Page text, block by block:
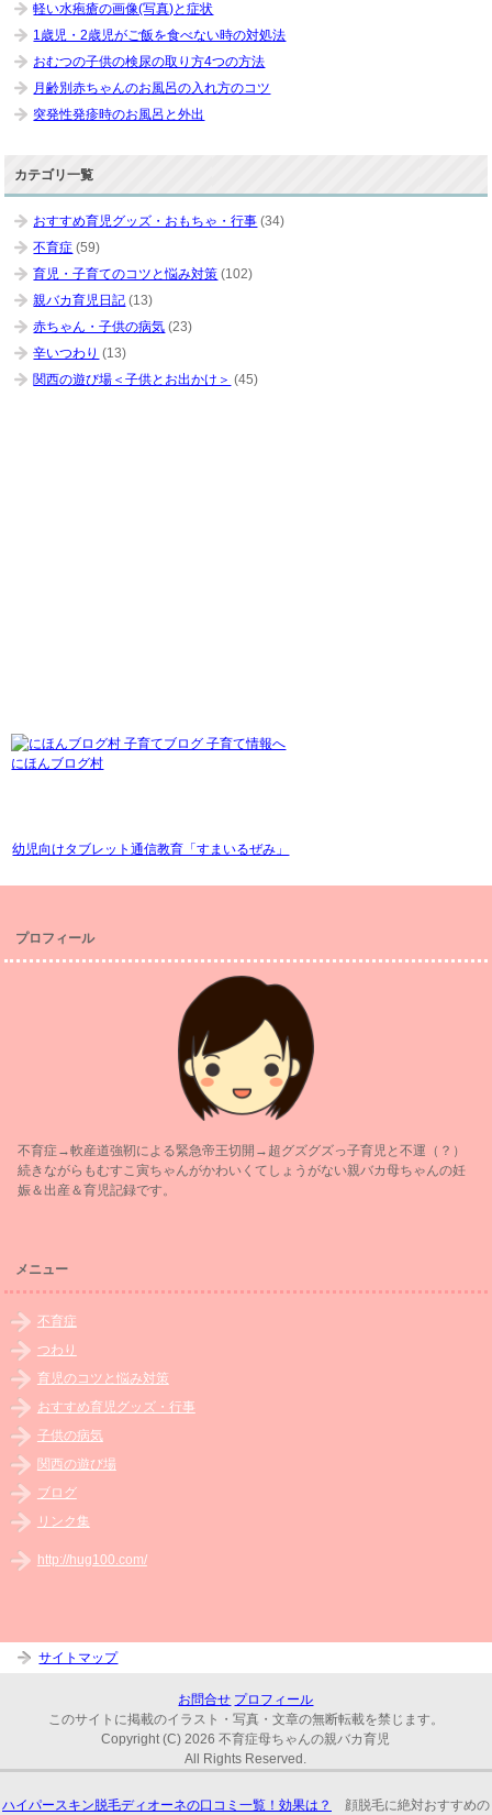
軽い水疱瘡の画像(写真)と症状
1歳児・2歳児がご飯を食べない時の対処法
おむつの子供の検尿の取り方4つの方法
月齢別赤ちゃんのお風呂の入れ方のコツ
突発性発疹時のお風呂と外出
カテゴリ一覧
おすすめ育児グッズ・おもちゃ・行事 (34)
不育症 (59)
育児・子育てのコツと悩み対策 (102)
親バカ育児日記 (13)
赤ちゃん・子供の病気 (23)
辛いつわり (13)
関西の遊び場＜子供とお出かけ＞ (45)
にほんブログ村
幼児向けタブレット通信教育「すまいるぜみ」
プロフィール
不育症→軟産道強靭による緊急帝王切開→超グズグズっ子育児と不運（？）
続きながらもむすこ寅ちゃんがかわいくてしょうがない親バカ母ちゃんの妊
娠＆出産＆育児記録です。
メニュー
不育症
つわり
育児のコツと悩み対策
おすすめ育児グッズ・行事
子供の病気
関西の遊び場
ブログ
リンク集
http://hug100.com/
サイトマップ
お問合せ プロフィール
このサイトに掲載のイラスト・写真・文章の無断転載を禁じます。
Copyright (C) 2026 不育症母ちゃんの親バカ育児
All Rights Reserved.
ハイパースキン脱毛ディオーネの口コミ一覧！効果は？ 顔脱毛に絶対おすすめの